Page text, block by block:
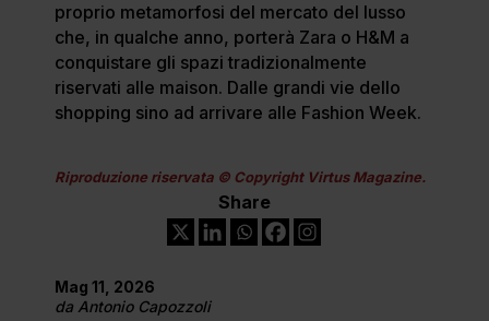
proprio metamorfosi del mercato del lusso
che, in qualche anno, porterà Zara o H&M a
conquistare gli spazi tradizionalmente
riservati alle maison. Dalle grandi vie dello
shopping sino ad arrivare alle Fashion Week.
Riproduzione riservata © Copyright Virtus Magazine.
Share
Mag 11, 2026
da Antonio Capozzoli